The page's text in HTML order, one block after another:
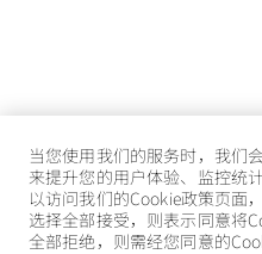
当您使用我们的服务时，我们
来提升您的用户体验、监控统
以访问我们的Cookie政策页面
选择全部接受，则表示同意将
全部拒绝，则需经您同意的